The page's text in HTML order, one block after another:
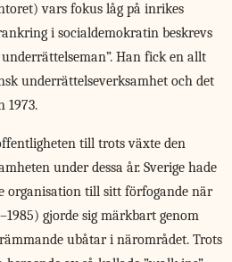
vars fokus låg på inrikes
i socialdemokratin beskrevs
Han fick en allt
underrättelseverksamhet och det
1973.
till trots växte den
under dessa år. Sverige hade
organisation till sitt förfogande när
gjorde sig märkbart genom
ubåtar i närområdet. Trots